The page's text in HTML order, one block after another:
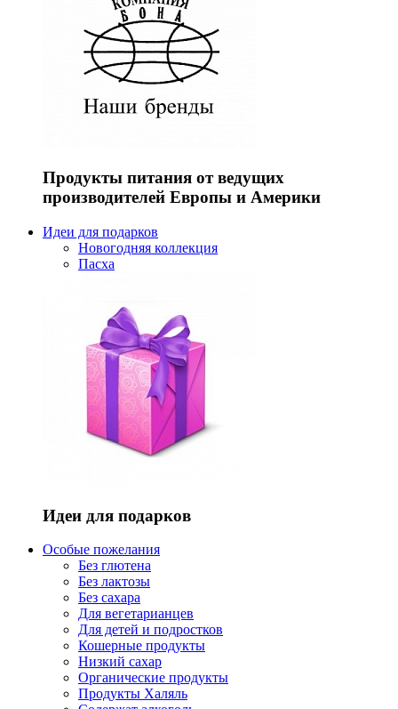
Продукты питания от ведущих
производителей Европы и Америки
Идеи для подарков
Новогодняя коллекция
Пасха
Идеи для подарков
Особые пожелания
Без глютена
Без лактозы
Без сахара
Для вегетарианцев
Для детей и подростков
Кошерные продукты
Низкий сахар
Органические продукты
Продукты Халяль